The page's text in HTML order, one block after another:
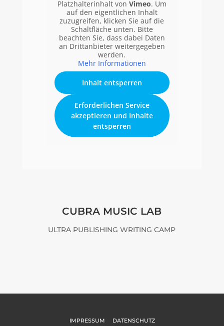
Platzhalterinhalt von Vimeo. Um
auf den eigentlichen Inhalt
zuzugreifen, klicken Sie auf die
Schaltfläche unten. Bitte
beachten Sie, dass dabei Daten
an Drittanbieter weitergegeben
werden.
Mehr Informationen
Inhalt entsperren
Erforderlichen Service
akzeptieren und Inhalte
entsperren
CUBRA MUSIC LAB
ULTRA PUBLISHING WRITING CAMP
IMPRESSUM DATENSCHUTZ